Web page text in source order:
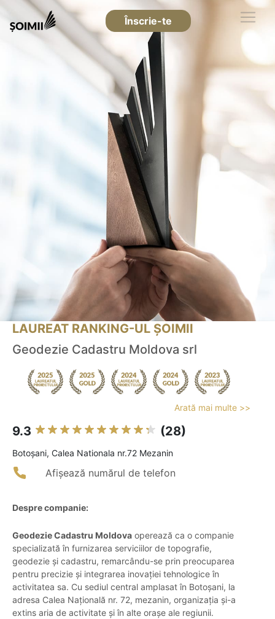
Înscrie-te
LAUREAT RANKING-UL ȘOIMII
Geodezie Cadastru Moldova srl
Arată mai multe >>
9.3 (28)
Botoşani, Calea Nationala nr.72 Mezanin
Afișează numărul de telefon
Despre companie:
Geodezie Cadastru Moldova operează ca o companie
specializată în furnizarea serviciilor de topografie,
geodezie și cadastru, remarcându-se prin preocuparea
pentru precizie și integrarea inovației tehnologice în
activitatea sa. Cu sediul central amplasat în Botoșani, la
adresa Calea Națională nr. 72, mezanin, organizația și-a
extins aria de activitate și în alte orașe ale regiunii.